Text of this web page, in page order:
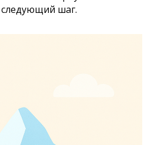
шаг.